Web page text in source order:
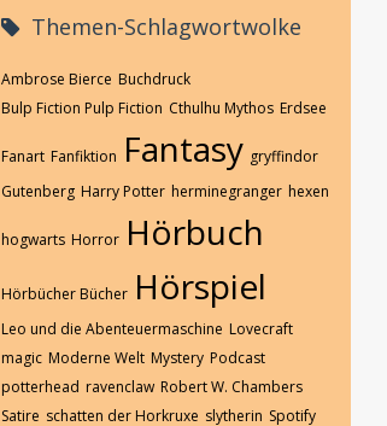
Themen-Schlagwortwolke
Ambrose Bierce Buchdruck
Bulp Fiction Pulp Fiction Cthulhu Mythos Erdsee
Fanart Fanfiktion Fantasy gryffindor
Gutenberg Harry Potter herminegranger hexen
hogwarts Horror Hörbuch
Hörbücher Bücher Hörspiel
Leo und die Abenteuermaschine Lovecraft
magic Moderne Welt Mystery Podcast
potterhead ravenclaw Robert W. Chambers
Satire schatten der Horkruxe slytherin Spotify